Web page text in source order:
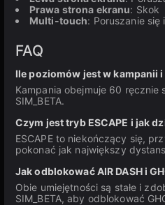
Prawa strona ekranu: Skok
Multi-touch: Poruszanie
FAQ
Ile poziomów jest w kampanii
Kampania obejmuje 60
SIM_BETA.
Czym jest tryb ESCAPE i jak
ESCAPE to niekończący się,
pokonać jak największy
Jak odblokować AIR DASH i
Obie umiejętności są stałe i
SIM_BETA, aby odblokować